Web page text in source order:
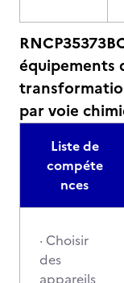
équipements
par voie
Liste de
compéte
nces
· Choisir
des
appareils